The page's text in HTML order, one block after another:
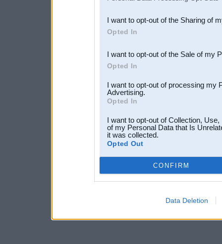
Downstream Participants
third parties.
I want to opt-out of the Sharing of
Opted In
I want to opt-out of the Sale of my
Opted In
I want to opt-out of processing my
Advertising.
Opted In
I want to opt-out of Collection,
of my Personal Data that Is
it was collected.
Opted Out
CONFIRM
Data Deletion